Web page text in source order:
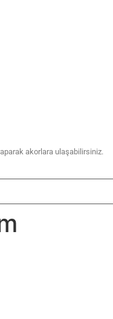
akorlara ulaşabilirsiniz.